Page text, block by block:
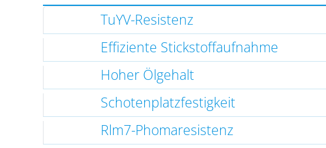
TuYV-Resistenz
Effiziente Stickstoffaufnahme
Hoher Ölgehalt
Schotenplatzfestigkeit
Rlm7-Phomaresistenz